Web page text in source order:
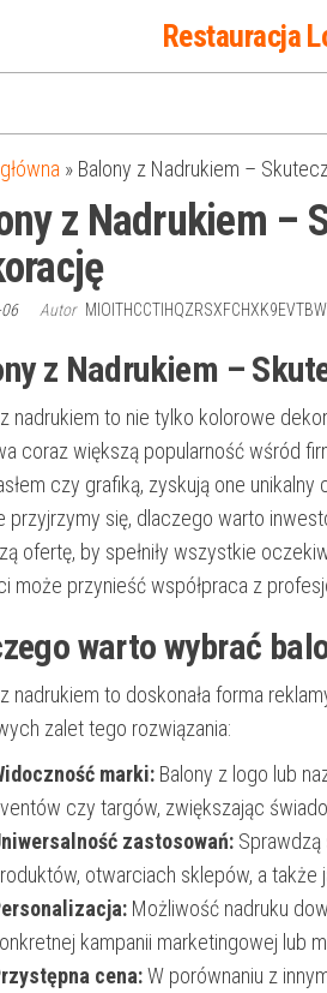
Restauracja
» Balony z Nadrukiem –
z Nadrukiem –
Autor
z Nadrukiem –
nadrukiem to nie tylko kolorowe
coraz większą popularność wśród
czy grafiką, zyskują one
przyjrzymy się, dlaczego warto
ofertę, by spełniły wszystkie
może przynieść współpraca z
warto wybrać
nadrukiem to doskonała forma
zalet tego rozwiązania:
marki: Balony z logo lub
czy targów, zwiększając
zastosowań:
otwarciach sklepów, a także
Możliwość nadruku
kampanii marketingowej lub
cena:W porównaniu z